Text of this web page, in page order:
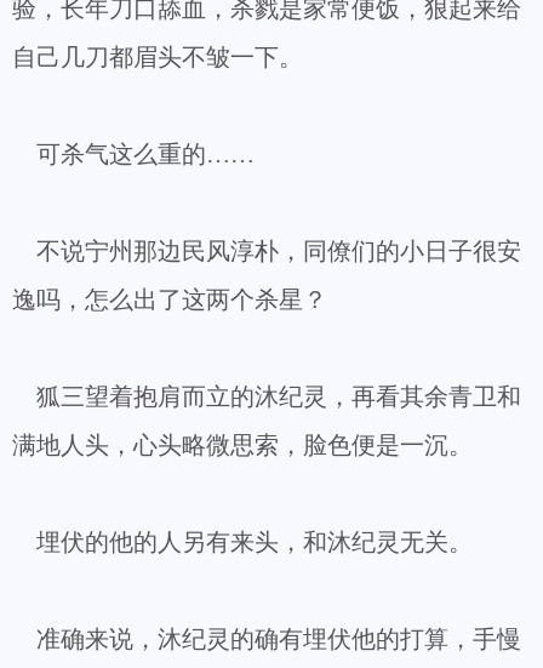
验，长年刀口舔血，杀戮是家常便饭，狠起来给
自己几刀都眉头不皱一下。
可杀气这么重的……
不说宁州那边民风淳朴，同僚们的小日子很安
逸吗，怎么出了这两个杀星？
狐三望着抱肩而立的沐纪灵，再看其余青卫和
满地人头，心头略微思索，脸色便是一沉。
埋伏的他的人另有来头，和沐纪灵无关。
准确来说，沐纪灵的确有埋伏他的打算，手慢